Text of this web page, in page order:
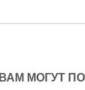
ВАМ МОГУТ